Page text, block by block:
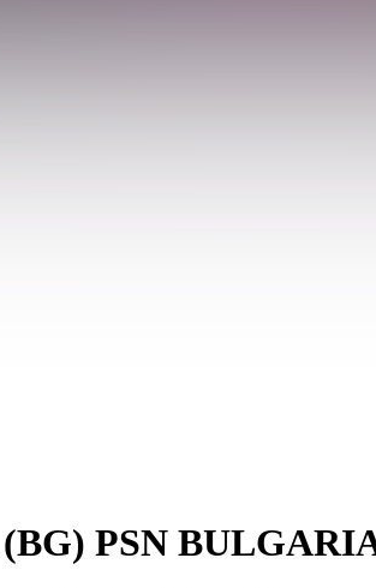
PSN BULGARIA